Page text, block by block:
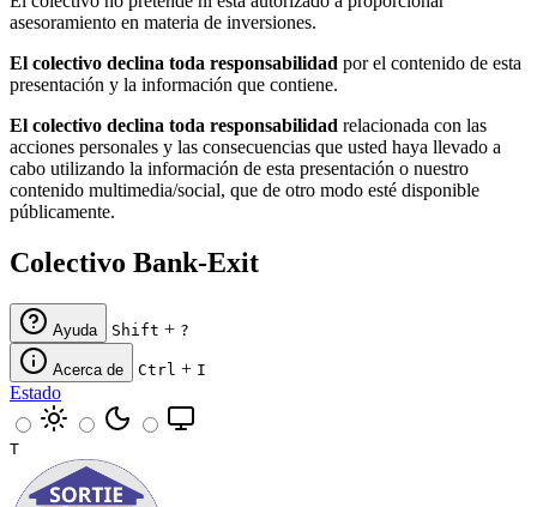
asesoramiento en materia de inversiones.
El colectivo declina toda responsabilidad por el contenido de esta
presentación y la información que contiene.
El colectivo declina toda responsabilidad relacionada con las
acciones personales y las consecuencias que usted haya llevado a
cabo utilizando la información de esta presentación o nuestro
contenido multimedia/social, que de otro modo esté disponible
públicamente.
Colectivo Bank-Exit
Ayuda Shift + ?
Acerca de Ctrl + I
Estado
T